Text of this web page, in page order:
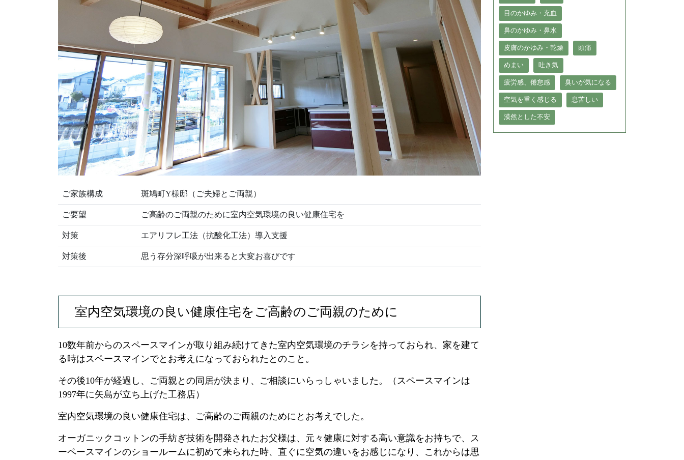
ご家族構成 斑鳩町Y様邸（ご夫婦とご両親）
ご要望 ご高齢のご両親のために室内空気環境の良い健康住宅を
対策 エアリフレ工法（抗酸化工法）導入支援
対策後 思う存分深呼吸が出来ると大変お喜びです
室内空気環境の良い健康住宅をご高齢のご両親のために
10数年前からのスペースマインが取り組み続けてきた室内空気環境のチラシを持っておられ、家を建て
る時はスペースマインでとお考えになっておられたとのこと。
その後10年が経過し、ご両親との同居が決まり、ご相談にいらっしゃいました。（スペースマインは
1997年に矢島が立ち上げた工務店）
室内空気環境の良い健康住宅は、ご高齢のご両親のためにとお考えでした。
オーガニックコットンの手紡ぎ技術を開発されたお父様は、元々健康に対する高い意識をお持ちで、ス
ーペースマインのショールームに初めて来られた時、直ぐに空気の違いをお感じになり、これからは思
目のかゆみ・充血
鼻のかゆみ・鼻水
皮膚のかゆみ・乾燥 頭痛
めまい 吐き気
疲労感、倦怠感 臭いが気になる
空気を重く感じる 息苦しい
漠然とした不安